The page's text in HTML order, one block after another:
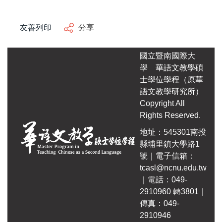
友善列印 分享
國立暨南國際大
學 華語文教學碩
士學位學程（原華
語文教學研究所）
Copyright All
Rights Reserved.
地址：545301南投
縣埔里鎮大學路1
號｜電子信箱：
tcasl@ncnu.edu.tw
｜電話：049-
2910960 轉3801｜
傳真：049-
2910946